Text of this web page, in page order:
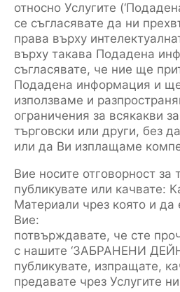
относно Услугите
се съгласявате да ни
права върху
върху такава Подадена
съгласявате, че ние ще
Подадена информация и
използваме и
ограничения за всякакви
търговски или други, без
или да Ви изплащаме
Вие носите отговорност за
публикувате или качвате:
Материали чрез която и да
Вие:
потвърждавате, че сте
с нашите ‘ЗАБРАНЕНИ
публикувате, изпращате,
предавате чрез Услугите